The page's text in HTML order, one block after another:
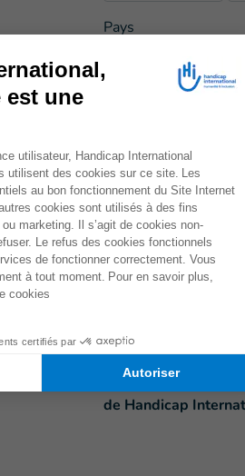
Pays
Date de naissance
Vos horaires pour
Je souhaite être
de Handicap